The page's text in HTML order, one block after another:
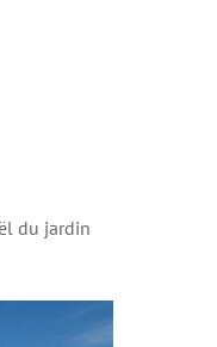
du jardin